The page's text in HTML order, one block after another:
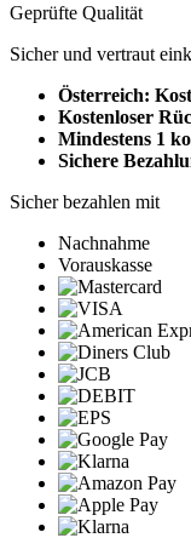
Geprüfte Qualität
Sicher und vertraut
Österreich:
Kostenloser
Mindestens 1
Sichere
Sicher bezahlen mit
Nachnahme
Vorauskasse